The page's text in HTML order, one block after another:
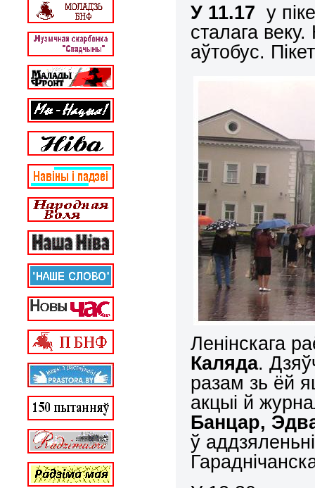
У 11.17 у
сталага
аўтобус.
Ленінскага
Каляда.
разам зь ёй
акцыі й
Банцар,
ў